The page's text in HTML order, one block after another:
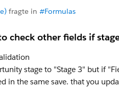
fragte in #Formulas
check other fields if
stage to "Stage 3" but if
in the same save. that you